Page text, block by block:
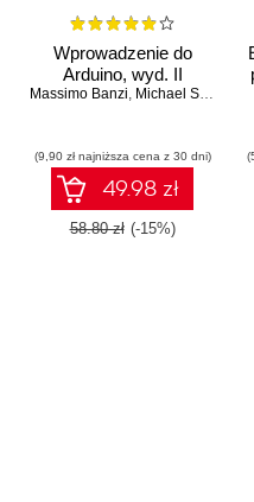
Wprowadzenie do
Arduino, wyd. II
Massimo Banzi, Michael Shiloh
(9,90 zł najniższa cena z 30 dni)
49.98 zł
58.80 zł (-15%)